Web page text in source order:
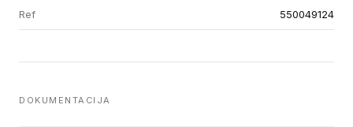
Ref 550049124
DOKUMENTACIJA